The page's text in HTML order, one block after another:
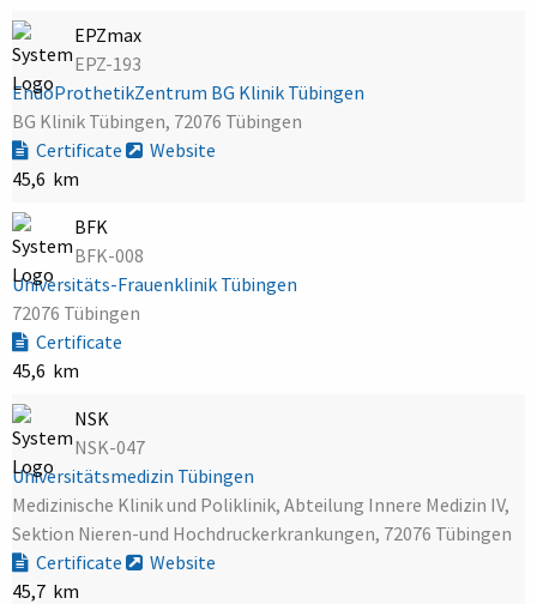
EPZmax
EPZ-193
EndoProthetikZentrum BG Klinik Tübingen
BG Klinik Tübingen, 72076 Tübingen
Certificate
Website
45,6 km
BFK
BFK-008
Universitäts-Frauenklinik Tübingen
72076 Tübingen
Certificate
45,6 km
NSK
NSK-047
Universitätsmedizin Tübingen
Medizinische Klinik und Poliklinik, Abteilung Innere Medizin IV,
Sektion Nieren-und Hochdruckerkrankungen, 72076 Tübingen
Certificate
Website
45,7 km